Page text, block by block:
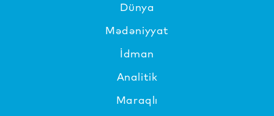
Dünya
Mədəniyyat
İdman
Analitik
Maraqlı